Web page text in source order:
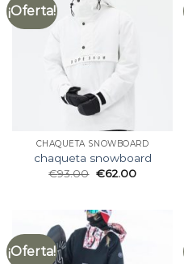
¡Oferta!
CHAQUETA SNOWBOARD
chaqueta snowboard
€93.00 €62.00
¡Oferta!